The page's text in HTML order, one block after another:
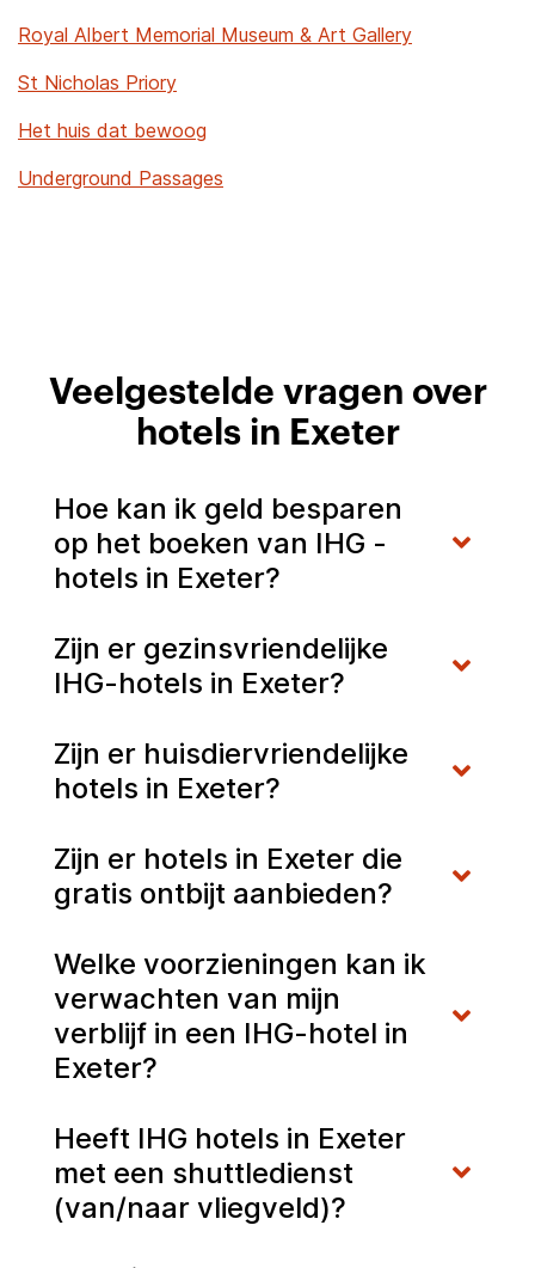
Royal Albert Memorial Museum & Art Gallery
St Nicholas Priory
Het huis dat bewoog
Underground Passages
Veelgestelde vragen over
hotels in Exeter
Hoe kan ik geld besparen
op het boeken van IHG -
hotels in Exeter?
Zijn er gezinsvriendelijke
IHG-hotels in Exeter?
Zijn er huisdiervriendelijke
hotels in Exeter?
Zijn er hotels in Exeter die
gratis ontbijt aanbieden?
Welke voorzieningen kan ik
verwachten van mijn
verblijf in een IHG-hotel in
Exeter?
Heeft IHG hotels in Exeter
met een shuttledienst
(van/naar vliegveld)?